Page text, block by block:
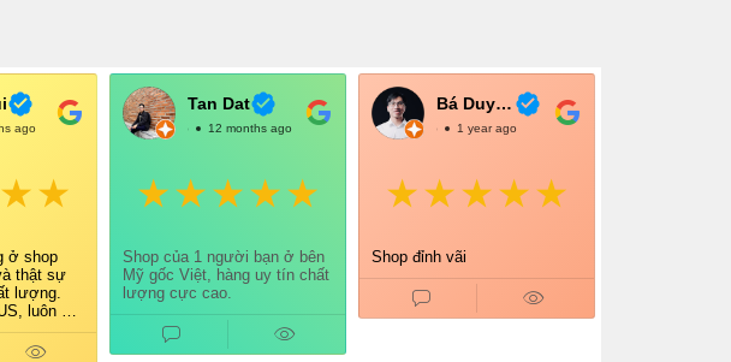
ago
ở shop
thật sự
lượng.
luôn có
nên
Tan Dat
@TanDat12 months ago
Shop của 1 người bạn ở bên
Mỹ gốc Việt, hàng uy tín chất
lượng cực cao.
Bá Duy Võ
@BáDuyVõ1 year ago
Shop đỉnh vãi